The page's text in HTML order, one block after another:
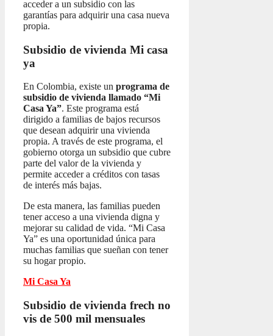
acceder a un subsidio con las
garantías para adquirir una casa nueva
propia.
Subsidio de vivienda Mi casa
ya
En Colombia, existe un programa de
subsidio de vivienda llamado “Mi
Casa Ya”. Este programa está
dirigido a familias de bajos recursos
que desean adquirir una vivienda
propia. A través de este programa, el
gobierno otorga un subsidio que cubre
parte del valor de la vivienda y
permite acceder a créditos con tasas
de interés más bajas.
De esta manera, las familias pueden
tener acceso a una vivienda digna y
mejorar su calidad de vida. “Mi Casa
Ya” es una oportunidad única para
muchas familias que sueñan con tener
su hogar propio.
Mi Casa Ya
Subsidio de vivienda frech no
vis de 500 mil mensuales